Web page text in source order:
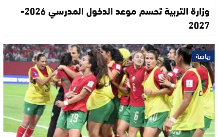
وزارة التربية تحسم موعد الدخول المدرسي 2026-
2027
رياضة